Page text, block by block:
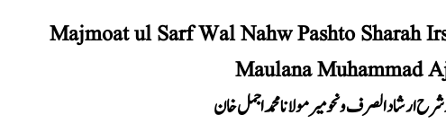
Majmoat ul Sarf Wal Nahw Pashto Sharah
Maulana Muhammad
شرح ارشاد الصرف و نحومیر مولانا محمد اجمل خان